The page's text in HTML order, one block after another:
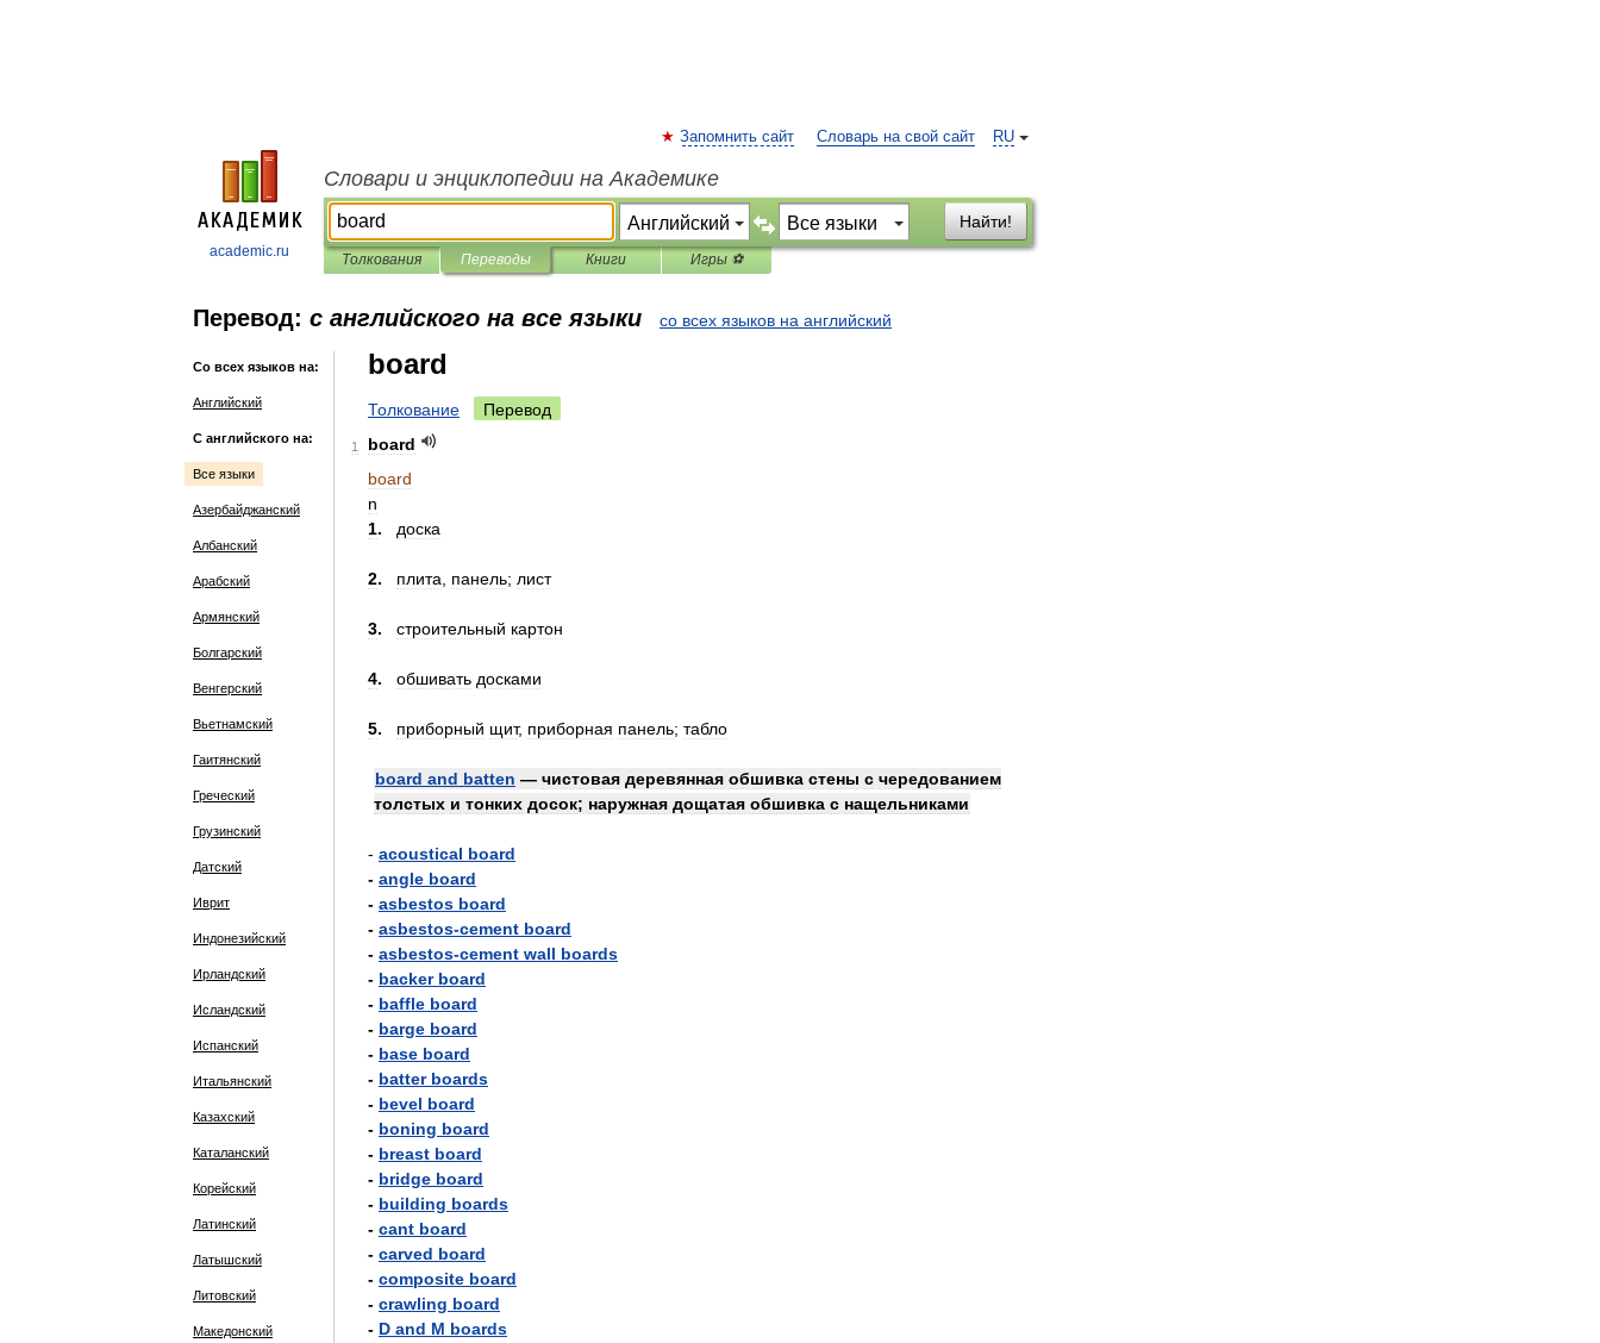
academic.ru
RU
Запомнить сайт Словарь на свой сайт
Словари и энциклопедии на Академике
Найти!
Толкования Переводы Книги Игры ⚽
Перевод: с английского на все языки со всех языков на английский
Со всех языков на:
Английский
С английского на:
Все языки
Азербайджанский
Албанский
Арабский
Армянский
Болгарский
Венгерский
Вьетнамский
Гаитянский
Греческий
Грузинский
Датский
Иврит
Индонезийский
Ирландский
Исландский
Испанский
Итальянский
Казахский
Каталанский
Корейский
Латинский
Латышский
Литовский
Македонский
board
Толкование Перевод
1
board
board
n
1. доска
2. плита панель; лист
3. строительный картон
4. обшивать досками
5. приборный щит, приборная панель; табло
board and batten — чистовая деревянная обшивка стены с чередованием
толстых и тонких досок; наружная дощатая обшивка с нащельниками
- acoustical board
- angle board
- asbestos board
- asbestos-cement board
- asbestos-cement wall boards
- backer board
- baffle board
- barge board
- base board
- batter boards
- bevel board
- boning board
- breast board
- bridge board
- building boards
- cant board
- carved board
- composite board
- crawling board
- D and M boards